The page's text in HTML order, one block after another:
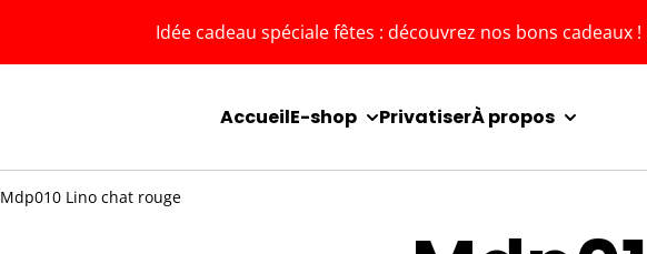
Idée cadeau spéciale fêtes : découvrez nos bons cadeaux !
AccueilE-shop PrivatiserÀ propos
Mdp010 Lino chat rouge